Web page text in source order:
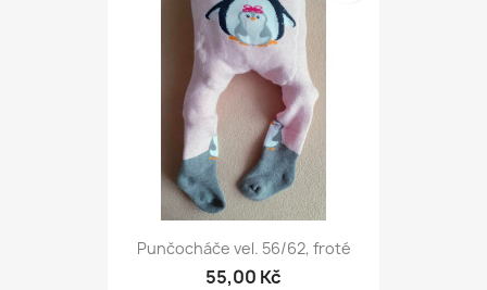
Punčocháče vel. 56/62, froté
55,00 Kč